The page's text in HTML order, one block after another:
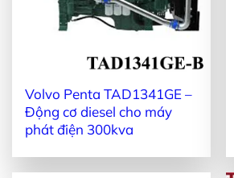
Volvo Penta TAD1341GE –
Động cơ diesel cho máy
phát điện 300kva